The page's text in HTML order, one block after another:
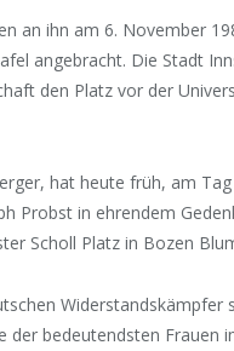
an ihn am 6. November
angebracht. Die Stadt
den Platz vor der
hat heute früh, am
Probst in ehrendem
Scholl Platz in Bozen
Widerstandskämpfer
der bedeutendsten Frauen